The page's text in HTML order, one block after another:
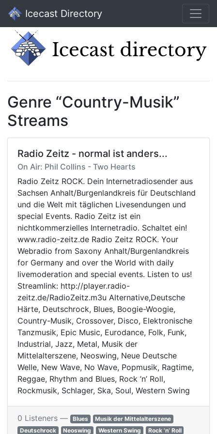
Icecast Directory
Genre “Country-Musik”
Streams
Radio Zeitz - normal ist anders...
On Air: Phil Collins - Two Hearts
Radio Zeitz ROCK. Dein Internetradiosender aus
Sachsen Anhalt/Burgenlandkreis für Deutschland
und die Welt mit täglichen Livesendungen und
special Events. Radio Zeitz ist ein
nichtkommerzielles Internetradio. Schaltet ein!
www.radio-zeitz.de Radio Zeitz ROCK. Your
Webradio from Saxony Anhalt/Burgenlandkreis
for Germany and over the World with daily
livemoderation and special events. Listen to us!
Streamlink: http://player.radio-
zeitz.de/RadioZeitz.m3u Alternative,Deutsche
Härte, Deutschrock, Blues, Boogie-Woogie,
Country-Musik, Crossover, Disco, Elektronische
Tanzmusik, Epic Music, Eurodance, Folk, Funk,
Industrial, Jazz, Metal, Musik der
Mittelalterszene, Neoswing, Neue Deutsche
Welle, New Wave, No Wave, Popmusik, Ragtime,
Reggae, Rhythm and Blues, Rock ’n’ Roll,
Rockmusik, Schlager, Ska, Soul, Western Swing
0 Listeners — Blues
Musik der Mittelalterszene
Deutschrock
Neoswing Western Swing Rock ’n’ Roll